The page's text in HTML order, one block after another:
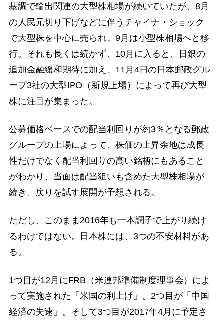
基調で輸出関連の大型株相場が続いていたが、8月
の人民元切り下げなどに伴うチャイナ・ショック
で大型株を中心に売られ、9月は小型株相場へと移
行。それも長くは続かず、10月に入ると、日銀の
追加金融緩和期待に加え、11月4日の日本郵政グル
ープ3社の大型IPO（新規上場）によって再び大型
株に注目が集まった。
公募価格ベースでの配当利回りが約3％となる郵政
グループの上場によって、株価の上昇余地は成長
性だけでなく配当利回りの高い銘柄にもあること
がわかり、当面は配当狙いも含めた大型株相場が
続き、戻りを試す展開が予想される。
ただし、このまま2016年も一本調子で上がり続け
るわけではない。日本株には、3つの不安材料があ
る。
1つ目が12月にFRB（米連邦準備制度理事会）によ
って実施された「米国の利上げ」。2つ目が「中国
経済の失速」。そして3つ目が2017年4月に予定さ